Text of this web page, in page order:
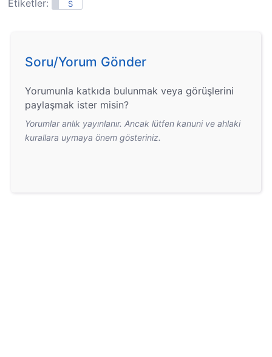
Etiketler: S
Soru/Yorum Gönder
Yorumunla katkıda bulunmak veya görüşlerini
paylaşmak ister misin?
Yorumlar anlık yayınlanır. Ancak lütfen kanuni ve ahlaki
kurallara uymaya önem gösteriniz.